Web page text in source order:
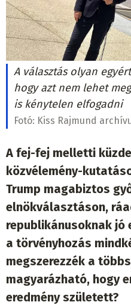
A választás olyan
hogy azt nem lehet
is kénytelen elfogadni
Fotó: Kiss Rajmund
A fej-fej melletti
közvélemény-
Trump magabiztos
elnökválasztáson,
republikánusoknak jó
a törvényhozás
megszerezzék a
magyarázható, hogy
eredmény született?